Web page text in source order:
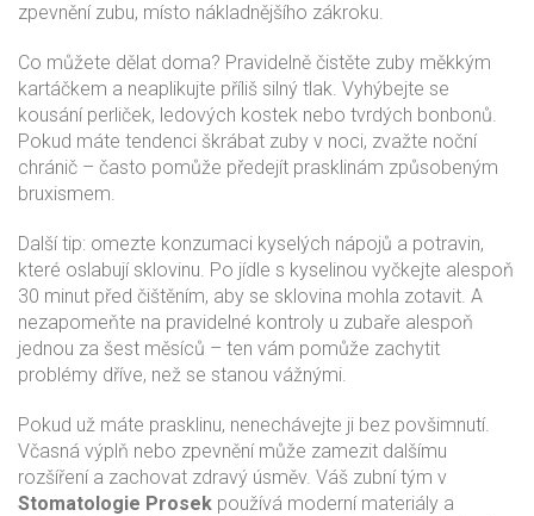
zpevnění zubu, místo nákladnějšího zákroku.
Co můžete dělat doma? Pravidelně čistěte zuby měkkým
kartáčkem a neaplikujte příliš silný tlak. Vyhýbejte se
kousání perliček, ledových kostek nebo tvrdých bonbonů.
Pokud máte tendenci škrábat zuby v noci, zvažte noční
chránič – často pomůže předejít prasklinám způsobeným
bruxismem.
Další tip: omezte konzumaci kyselých nápojů a potravin,
které oslabují sklovinu. Po jídle s kyselinou vyčkejte alespoň
30 minut před čištěním, aby se sklovina mohla zotavit. A
nezapomeňte na pravidelné kontroly u zubaře alespoň
jednou za šest měsíců – ten vám pomůže zachytit
problémy dříve, než se stanou vážnými.
Pokud už máte prasklinu, nenechávejte ji bez povšimnutí.
Včasná výplň nebo zpevnění může zamezit dalšímu
rozšíření a zachovat zdravý úsměv. Váš zubní tým v
Stomatologie Prosek používá moderní materiály a